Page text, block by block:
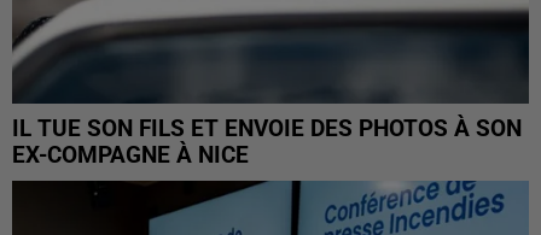
IL TUE SON FILS ET ENVOIE DES PHOTOS À SON
EX-COMPAGNE À NICE